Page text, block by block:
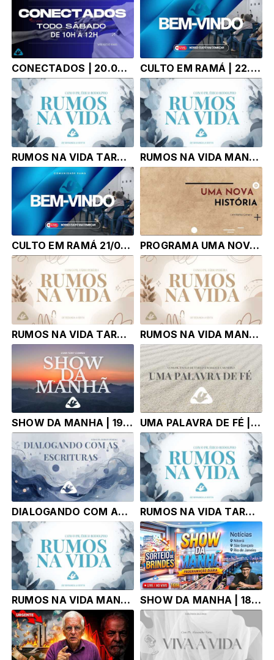
CONECTADOS | 20.06.26 | Tony Correa CULTO EM RAMÁ | 22.06.26 | Pr. Érico Rodolpho Bussinger
RUMOS NA VIDA TARDE | 22.06.26 | Pr. Érico Rodolpho Bussinger RUMOS NA VIDA MANHA | 22.06.26 | Pr. Érico Rodolpho Bussinger
CULTO EM RAMÁ 21/06/2026 | DOMINGO| PR. ÉRICO RODOLPHO BUSSINGER PROGRAMA UMA NOVA HISTÓRIA |21.06.26| Marlice Carneiro
RUMOS NA VIDA TARDE| 19.06.2026 | Pr. Fábio Pereira e Sebastião Neves RUMOS NA VIDA MANHA | 19.06.2026 | Pr. Fábio Pereira e Sebastião Neves
SHOW DA MANHA | 19.06.2026 | TONY CORREA UMA PALAVRA DE FÉ | 18.06.25 | Pr. Paulo de Tarso e Marlice Carneiro
DIALOGANDO COM AS ESCRITURAS | 18.06.25 | Pr. Robson Pereira RUMOS NA VIDA TARDE | 18.06.25 | Pr. Érico Rodolpho Bussinger
RUMOS NA VIDA MANHA | 18.06.25 | Pr. Érico Rodolpho Bussinger SHOW DA MANHA | 18.06.25 | Tony Correa